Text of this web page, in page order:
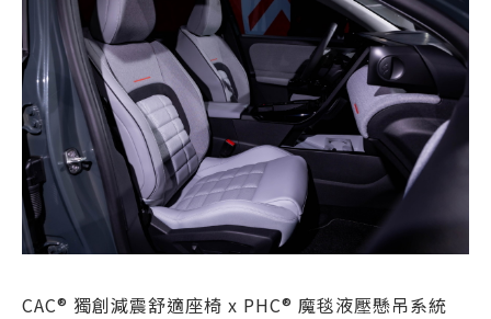
CAC® 獨創減震舒適座椅 x PHC® 魔毯液壓懸吊系統